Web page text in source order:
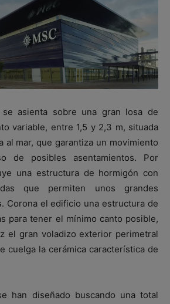
se asienta sobre una gran losa de
variable, entre 1,5 y 2,3 m, situada
al mar, que garantiza un movimiento
de posibles asentamientos. Por
una estructura de hormigón con
que permiten unos grandes
Corona el edificio una estructura de
para tener el mínimo canto posible,
el gran voladizo exterior perimetral
cuelga la cerámica característica de
han diseñado buscando una total